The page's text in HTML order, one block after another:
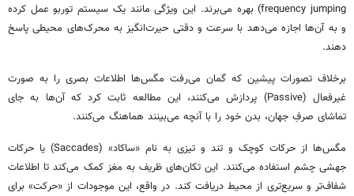
frequency jumping) بهره می‌برند. این ویژگی مانند یک سیستم توربو عمل کرده
و به آن‌ها اجازه می‌دهد با سرعت و دقتی حیرت‌انگیز به محرک‌های محیطی پاسخ
دهند.
برخلاف تصورات پیشین که گمان می‌رفت مگس‌ها اطلاعات بصری را به صورت
غیرفعال (Passive) پردازش می‌کنند، این مطالعه ثابت کرد که آن‌ها به جای
تماشای صرفِ جهان، بدن خود را با آنچه می‌بینند هماهنگ می‌کنند.
مگس‌ها از حرکات کوچک و تند و تیزی به نام «ساکاد» (Saccades) یا حرکات
جهشی چشم استفاده می‌کنند. این تکان‌های ظریف به مغز کمک می‌کند تا اطلاعات
شفاف‌تر و سریع‌تری از محیط دریافت کند. در واقع، این موجودات از «حرکت» برای